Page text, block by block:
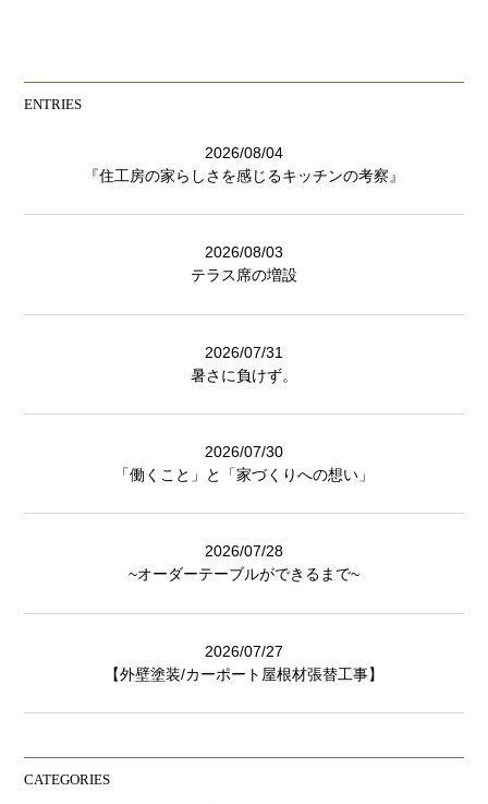
ENTRIES
2026/08/04
『住工房の家らしさを感じるキッチンの考察』
2026/08/03
テラス席の増設
2026/07/31
暑さに負けず。
2026/07/30
「働くこと」と「家づくりへの想い」
2026/07/28
~オーダーテーブルができるまで~
2026/07/27
【外壁塗装/カーポート屋根材張替工事】
CATEGORIES